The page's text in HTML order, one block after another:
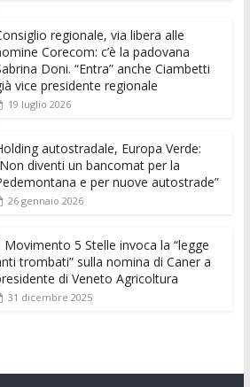
at
s
A
p
e
n
g
di
t
k
e
dI
n
di
vi
regionale, via libera alle
Corecom: c’è la padovana
Doni. “Entra” anche Ciambetti
vice presidente regionale
19 luglio 2026
autostradale, Europa Verde:
diventi un bancomat per la
e per nuove autostrade”
26 gennaio 2026
Movimento 5 Stelle invoca la “legge
trombati” sulla nomina di Caner a
di Veneto Agricoltura
31 dicembre 2025